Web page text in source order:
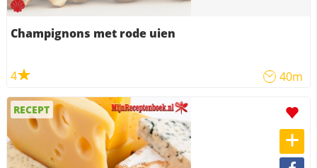
Champignons met rode uien
4 40m
RECEPT